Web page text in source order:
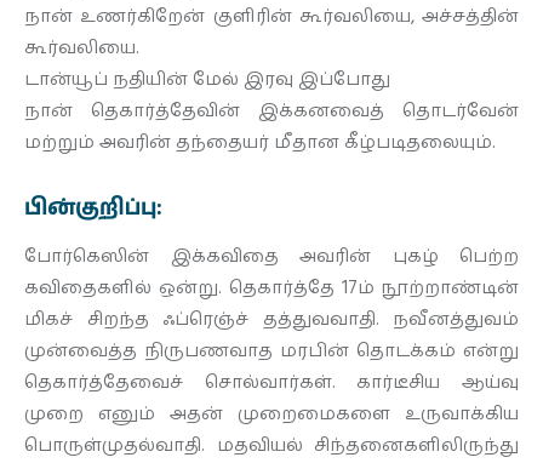
நான் உணர்கிறேன் குளிரின் கூர்வலியை, அச்சத்தின்
கூர்வலியை.
டான்யூப் நதியின் மேல் இரவு இப்போது
நான் தெகார்த்தேவின் இக்கனவைத் தொடர்வேன்
மற்றும் அவரின் தந்தையர் மீதான கீழ்படிதலையும்.
பின்குறிப்பு:
போர்கெஸின் இக்கவிதை அவரின் புகழ் பெற்ற
கவிதைகளில் ஒன்று. தெகார்த்தே 17ம் நூற்றாண்டின்
மிகச் சிறந்த ஃப்ரெஞ்ச் தத்துவவாதி. நவீனத்துவம்
முன்வைத்த நிருபணவாத மரபின் தொடக்கம் என்று
தெகார்த்தேவைச் சொல்வார்கள். கார்டீசிய ஆய்வு
முறை எனும் அதன் முறைமைகளை உருவாக்கிய
பொருள்முதல்வாதி. மதவியல் சிந்தனைகளிலிருந்து